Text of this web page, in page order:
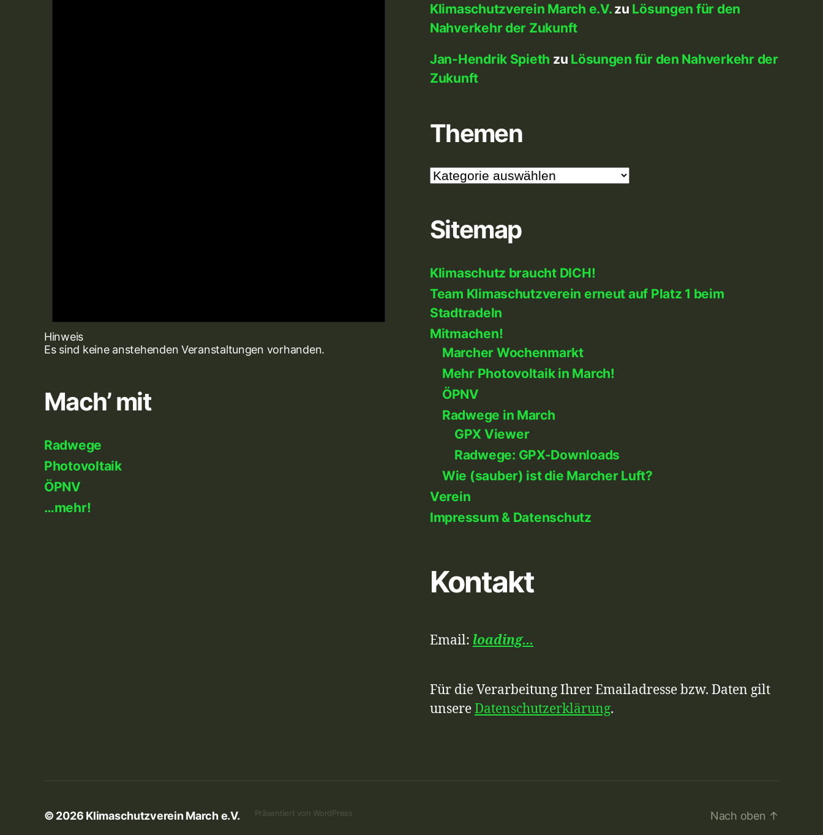
Hinweis
Es sind keine anstehenden Veranstaltungen vorhanden.
Mach’ mit
Radwege
Photovoltaik
ÖPNV
…mehr!
Klimaschutzverein March e.V.zu Lösungen für den
Nahverkehr der Zukunft
Jan-Hendrik Spieth zu Lösungen für den Nahverkehr der
Zukunft
Themen
Themen
Sitemap
Klimaschutz braucht DICH!
Team Klimaschutzverein erneut auf Platz 1 beim
Stadtradeln
Mitmachen!
Marcher Wochenmarkt
Mehr Photovoltaik in March!
ÖPNV
Radwege in March
GPX Viewer
Radwege: GPX-Downloads
Wie (sauber) ist die Marcher Luft?
Verein
Impressum & Datenschutz
Kontakt
Email: loading...
Für die Verarbeitung Ihrer Emailadresse bzw. Daten gilt
unsereDatenschutzerklärung.
© 2026 Klimaschutzverein March e.V. Präsentiert von WordPress Nach oben ↑